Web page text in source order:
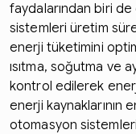
faydalarından biri
sistemleri üretim
enerji tüketimini
ısıtma, soğutma ve
kontrol edilerek
enerji
otomasyon